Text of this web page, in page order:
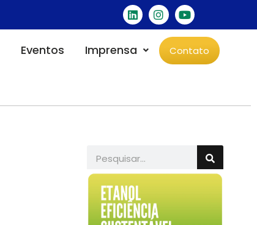
Eventos Imprensa Contato